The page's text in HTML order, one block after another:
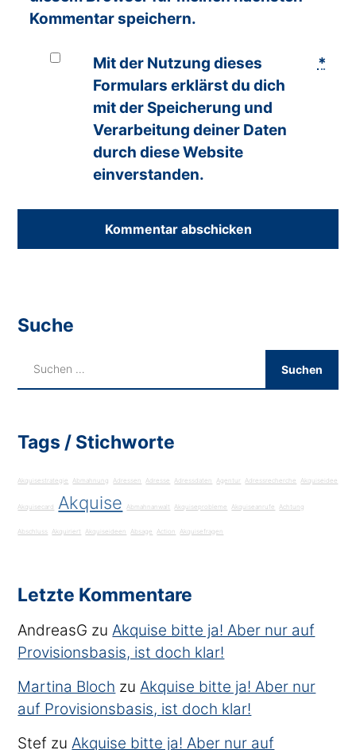
Kommentar speichern.
Mit der Nutzung dieses
Formulars erklärst du dich
mit der Speicherung und
Verarbeitung deiner Daten
durch diese Website
einverstanden.
*
Suche
Tags / Stichworte
Akquisestrategie Abmahnung Adressen Adresse Adressdaten Agentur Adressrecherche Akquiseidee
Akquisecard Akquise Abmahnanwalt Akquiseprobleme Akquiseanrufe Achtung
Abschluss Akquiriert Akquiseideen Absage Action Akquisefragen
Letzte Kommentare
AndreasG zu Akquise bitte ja! Aber nur auf
Provisionsbasis, ist doch klar!
Martina Bloch zu Akquise bitte ja! Aber nur
auf Provisionsbasis, ist doch klar!
Stef zu Akquise bitte ja! Aber nur auf